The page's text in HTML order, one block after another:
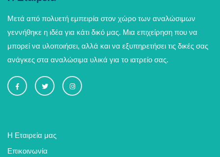
Μετά από πολυετή εμπειρία στον χώρο των αναλώσιμων
γεννήθηκε η ιδέα για κάτι δικό μας. Μια επιχείρηση που να
μπορεί να υλοποιήσει, αλλά και να εξυπηρετήσει τις δικές σας
ανάγκες στα αναλώσιμα υλικά για το ιατρείο σας.
Η Εταιρεία μας
Επικοινωνία